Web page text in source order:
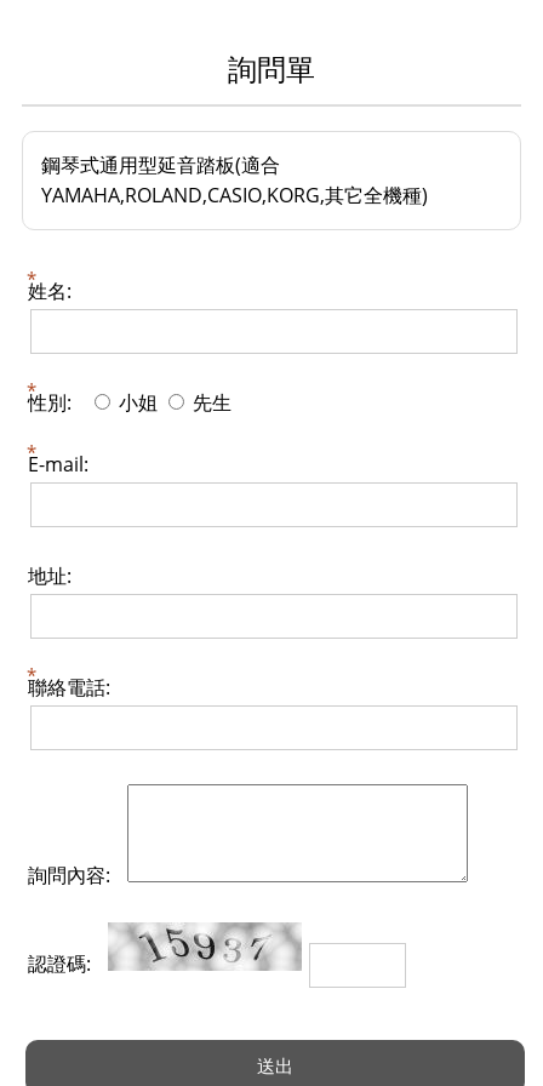
詢問單
鋼琴式通用型延音踏板(適合
YAMAHA,ROLAND,CASIO,KORG,其它全機種)
姓名:
性別: 小姐 先生
E-mail:
地址:
聯絡電話:
詢問內容:
認證碼: